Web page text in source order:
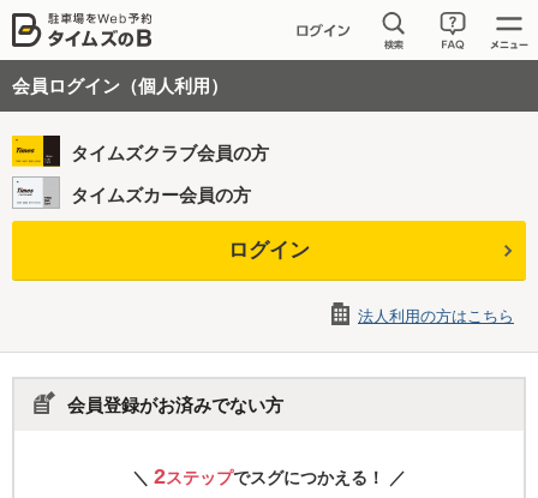
会員ログイン（個人利用）
タイムズクラブ会員の方
タイムズカー会員の方
ログイン
法人利用の方はこちら
会員登録がお済みでない方
＼ 2ステップでスグにつかえる！ ／